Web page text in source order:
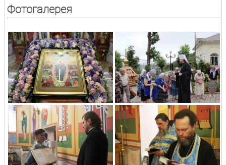
Фотогалерея